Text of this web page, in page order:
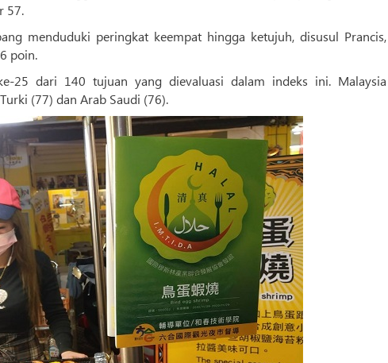
57.
menduduki peringkat keempat hingga ketujuh, disusul Prancis,
poin.
25 dari 140 tujuan yang dievaluasi dalam indeks ini. Malaysia
(77) dan Arab Saudi (76).